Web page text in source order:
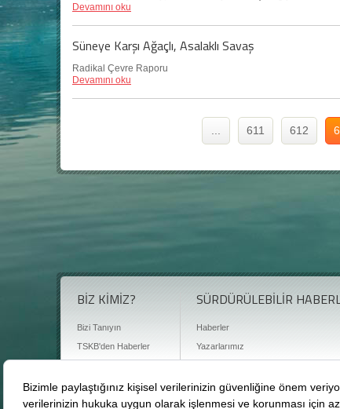
Devamını oku
Süneye Karşı Ağaçlı, Asalaklı Savaş
Radikal Çevre Raporu
Devamını oku
611 612
BİZ KİMİZ?
Bizi Tanıyın
TSKB'den Haberler
Basın Odası
Bize Ulaşın
SÜRDÜRÜLEBİLİR
Haberler
Yazarlarımız
Sürdürülebilirlik Kütüphanesi
Karbon Sayacı